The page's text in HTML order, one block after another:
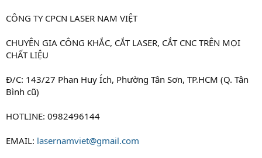
CÔNG TY CPCN LASER NAM VIỆT
CHUYÊN GIA CÔNG KHẮC, CẮT LASER, CẮT CNC TRÊN MỌI
CHẤT LIỆU
Đ/C: 143/27 Phan Huy Ích, Phường Tân Sơn, TP.HCM (Q. Tân
Bình cũ)
HOTLINE: 0982496144
EMAIL: lasernamviet@gmail.com